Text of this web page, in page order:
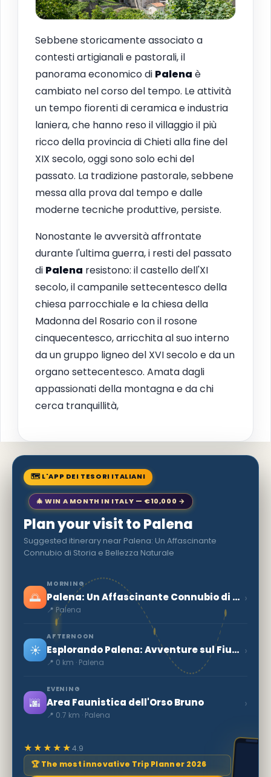
Sebbene storicamente associato a
contesti artigianali e pastorali, il
panorama economico di Palena è
cambiato nel corso del tempo. Le attività
un tempo fiorenti di ceramica e industria
laniera, che hanno reso il villaggio il più
ricco della provincia di Chieti alla fine del
XIX secolo, oggi sono solo echi del
passato. La tradizione pastorale, sebbene
messa alla prova dal tempo e dalle
moderne tecniche produttive, persiste.
Nonostante le avversità affrontate
durante l'ultima guerra, i resti del passato
di Palena resistono: il castello dell'XI
secolo, il campanile settecentesco della
chiesa parrocchiale e la chiesa della
Madonna del Rosario con il rosone
cinquecentesco, arricchita al suo interno
da un gruppo ligneo del XVI secolo e da un
organo settecentesco. Amata dagli
appassionati della montagna e da chi
cerca tranquillità,
🗺 L'APP DEI TESORI ITALIANI
🎄 WIN A MONTH IN ITALY — €10,000 →
Plan your visit to Palena
Suggested itinerary near Palena: Un Affascinante
Connubio di Storia e Bellezza Naturale
🌅
MORNING
Palena: Un Affascinante Connubio di Storia e Bellezza Naturale
📍 Palena
›
☀️
AFTERNOON
Esplorando Palena: Avventure sul Fiume Aventino
📍 0 km · Palena
›
🌆
EVENING
Area Faunistica dell'Orso Bruno
📍 0.7 km · Palena
›
★★★★★4.9
🏆 The most innovative Trip Planner 2026